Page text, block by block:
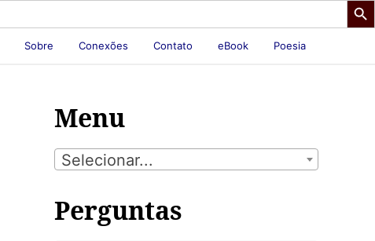
Sobre Conexões Contato eBook Poesia
Menu
Selecionar...
Perguntas